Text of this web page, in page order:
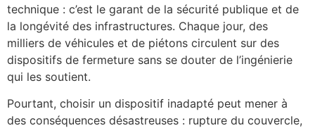
technique : c’est le garant de la sécurité publique et de
la longévité des infrastructures. Chaque jour, des
milliers de véhicules et de piétons circulent sur des
dispositifs de fermeture sans se douter de l’ingénierie
qui les soutient.
Pourtant, choisir un dispositif inadapté peut mener à
des conséquences désastreuses : rupture du couvercle,